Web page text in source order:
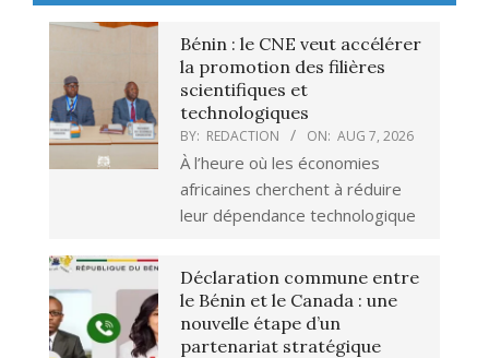
Bénin : le CNE veut accélérer
la promotion des filières
scientifiques et
technologiques
BY: REDACTION ON: AUG 7, 2026
À l’heure où les économies
africaines cherchent à réduire
leur dépendance technologique
Déclaration commune entre
le Bénin et le Canada : une
nouvelle étape d’un
partenariat stratégique